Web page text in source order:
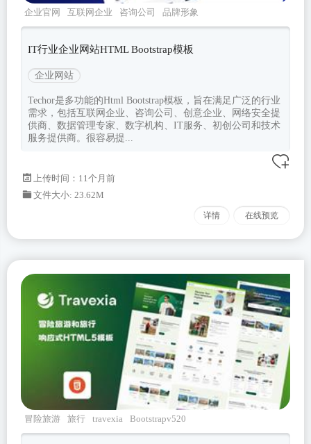
企业官网 互联网企业 咨询公司
品牌形象
IT行业企业网站HTML Bootstrap模板
企业网站
Techor是多功能的Html Bootstrap模板，旨在满足广泛的行业
需求，包括互联网企业、咨询公司、创意企业、网络安全提
供商、数据管理专家、数字机构、IT服务、初创公司和技术
服务提供商。很容易提...
上传时间：11个月前
文件大小: 23.62M
详情 在线预览
冒险旅游 旅行 travexia Bootstrapv520